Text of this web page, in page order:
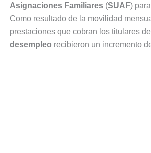
Asignaciones Familiares (SUAF)
Como resultado de la movilidad
prestaciones que cobran los titulares del
desempleo recibieron un incremento